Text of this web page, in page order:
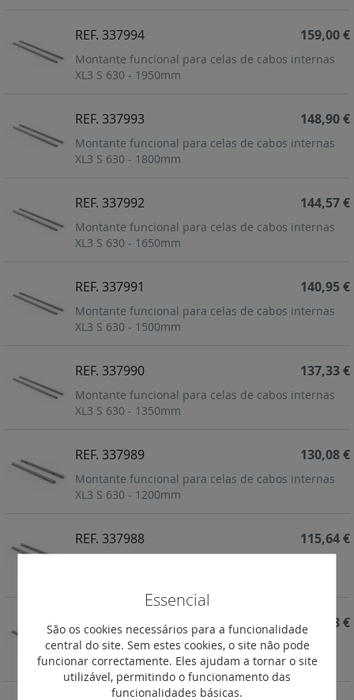
REF. 337994
Montante funcional para celas de cabos internas
XL3 S 630 - 1950mm
159,00 €
REF. 337993
Montante funcional para celas de cabos internas
XL3 S 630 - 1800mm
148,90 €
REF. 337992
Montante funcional para celas de cabos internas
XL3 S 630 - 1650mm
144,57 €
REF. 337991
Montante funcional para celas de cabos internas
XL3 S 630 - 1500mm
140,95 €
REF. 337990
Montante funcional para celas de cabos internas
XL3 S 630 - 1350mm
137,33 €
REF. 337989
Montante funcional para celas de cabos internas
XL3 S 630 - 1200mm
130,08 €
REF. 337988 115,64 €
REF. 337987
Montante funcional para celas de cabos internas
XL3 S 630 - 900 mm
101,18 €
Essencial
São os cookies necessários para a funcionalidade
central do site. Sem estes cookies, o site não pode
funcionar correctamente. Eles ajudam a tornar o site
utilizável, permitindo o funcionamento das
funcionalidades básicas.